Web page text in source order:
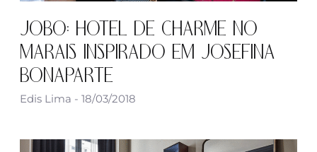
JOBO: HOTEL DE CHARME NO
MARAIS INSPIRADO EM JOSEFINA
BONAPARTE
Edis Lima 18/03/2018